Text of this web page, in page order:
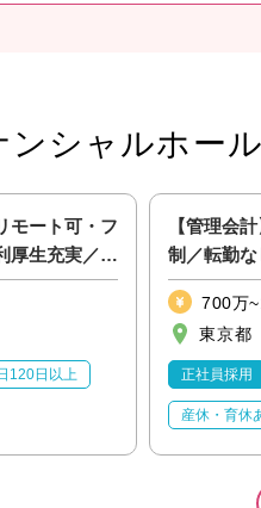
ンシャルホー
モート可・フ
厚生充実／
120日以上
【管理会
制／転勤
700万
東京都
正社員採用
産休・育休